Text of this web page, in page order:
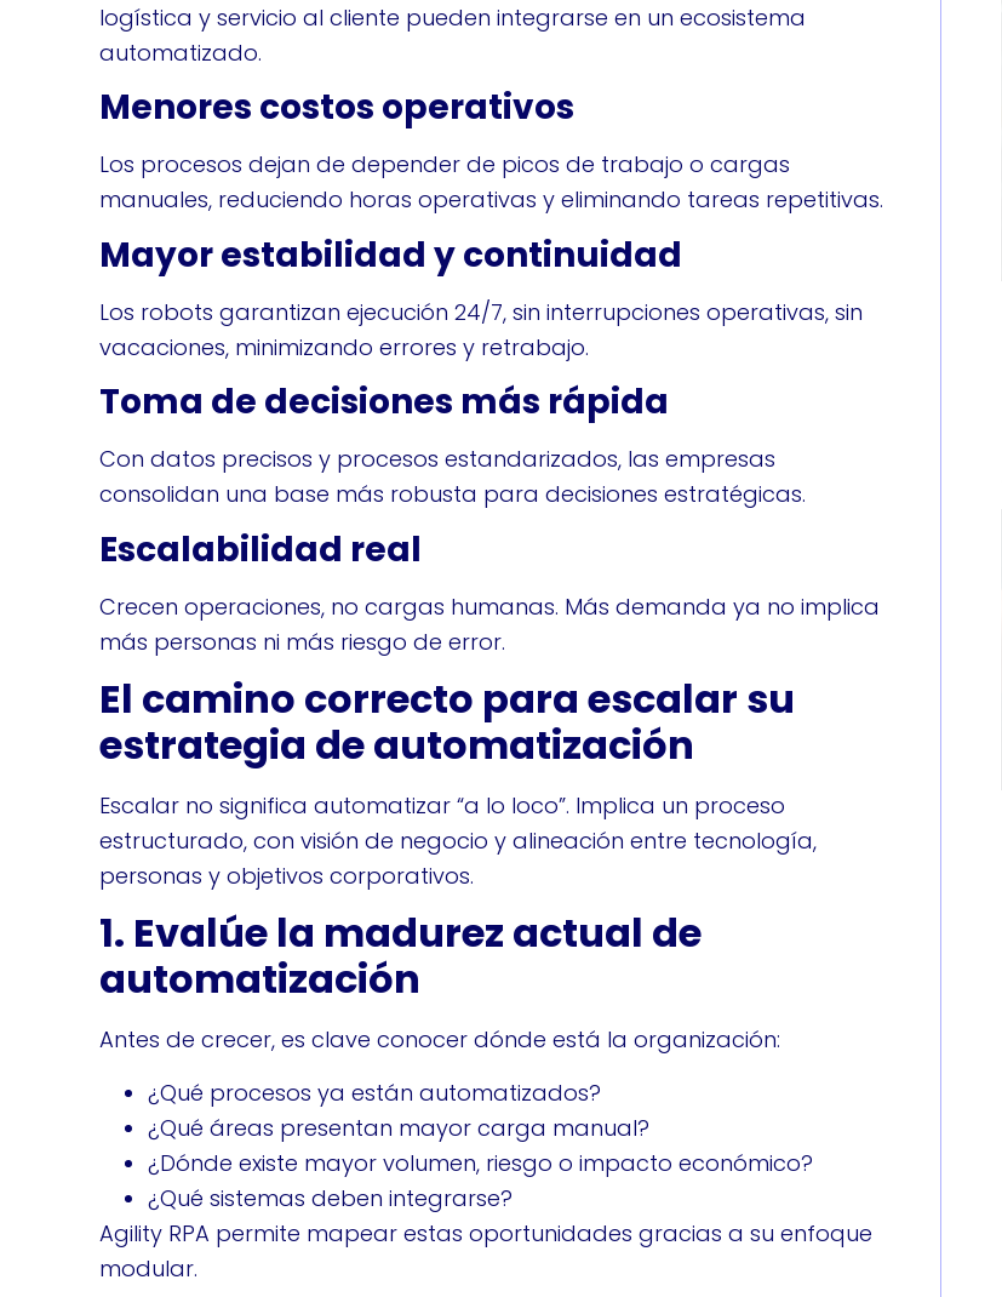
logística y servicio al cliente pueden integrarse en un ecosistema
automatizado.
Menores costos operativos
Los procesos dejan de depender de picos de trabajo o cargas
manuales, reduciendo horas operativas y eliminando tareas repetitivas.
Mayor estabilidad y continuidad
Los robots garantizan ejecución 24/7, sin interrupciones operativas, sin
vacaciones, minimizando errores y retrabajo.
Toma de decisiones más rápida
Con datos precisos y procesos estandarizados, las empresas
consolidan una base más robusta para decisiones estratégicas.
Escalabilidad real
Crecen operaciones, no cargas humanas. Más demanda ya no implica
más personas ni más riesgo de error.
El camino correcto para escalar su
estrategia de automatización
Escalar no significa automatizar “a lo loco”. Implica un proceso
estructurado, con visión de negocio y alineación entre tecnología,
personas y objetivos corporativos.
1. Evalúe la madurez actual de
automatización
Antes de crecer, es clave conocer dónde está la organización:
¿Qué procesos ya están automatizados?
¿Qué áreas presentan mayor carga manual?
¿Dónde existe mayor volumen, riesgo o impacto económico?
¿Qué sistemas deben integrarse?
Agility RPA permite mapear estas oportunidades gracias a su enfoque
modular.